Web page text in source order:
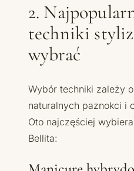
2.
techniki
wybrać
Wybór techniki zależy
naturalnych paznokci i
Oto najczęściej
Bellita: